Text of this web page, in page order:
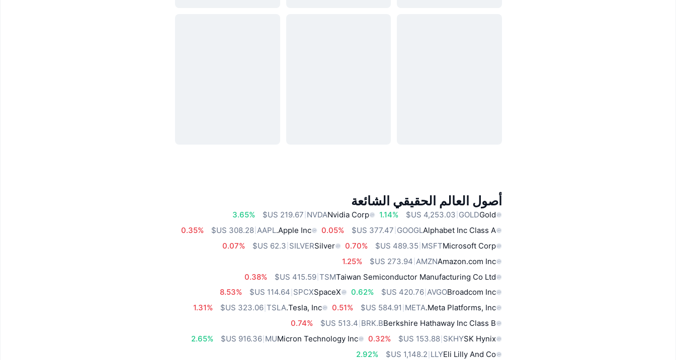
أصول العالم الحقيقي الشائعة
Gold
GOLD
1.14%
Nvidia Corp
NVDA
3.65%
Alphabet Inc Class A
GOOGL
0.05%
Apple Inc.
AAPL
‏308.28 US$
0.35%
Microsoft Corp
MSFT
0.70%
Silver
SILVER
0.07%
Amazon.com Inc
AMZN
1.25%
Taiwan Semiconductor Manufacturing Co Ltd
TSM
‏415.59 US$
0.38%
Broadcom Inc
AVGO
‏420.76 US$
0.62%
SpaceX
SPCX
8.53%
Meta Platforms, Inc.
META
0.51%
Tesla, Inc.
TSLA
‏323.06 US$
1.31%
Berkshire Hathaway Inc Class B
BRK.B
0.74%
SK Hynix
SKHY
‏153.88 US$
0.32%
Micron Technology Inc
MU
‏916.36 US$
2.65%
Eli Lilly And Co
LLY
2.92%